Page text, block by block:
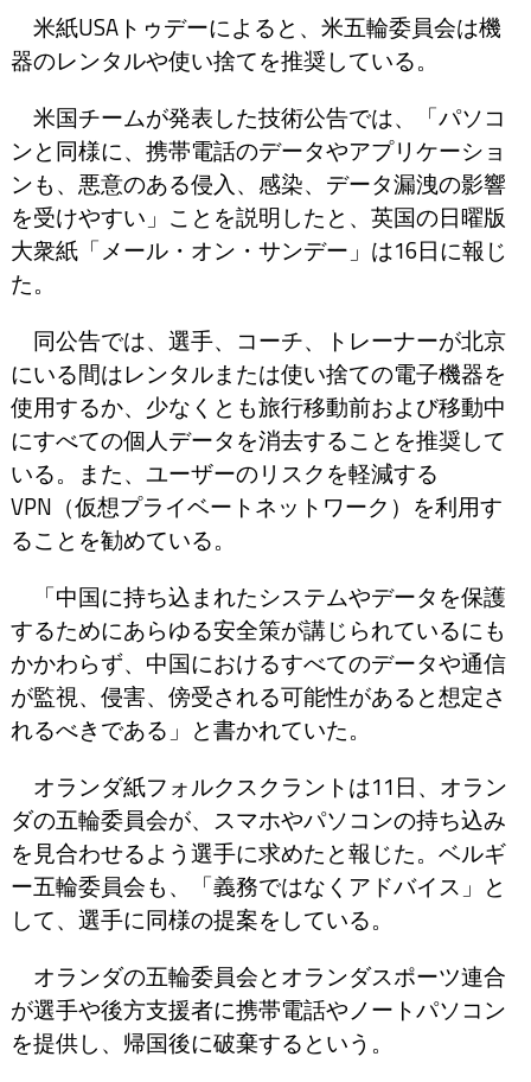
米紙USAトゥデーによると、米五輪委員会は機
器のレンタルや使い捨てを推奨している。
米国チームが発表した技術公告では、「パソコ
ンと同様に、携帯電話のデータやアプリケーショ
ンも、悪意のある侵入、感染、データ漏洩の影響
を受けやすい」ことを説明したと、英国の日曜版
大衆紙「メール・オン・サンデー」は16日に報じ
た。
同公告では、選手、コーチ、トレーナーが北京
にいる間はレンタルまたは使い捨ての電子機器を
使用するか、少なくとも旅行移動前および移動中
にすべての個人データを消去することを推奨して
いる。また、ユーザーのリスクを軽減する
VPN（仮想プライベートネットワーク）を利用す
ることを勧めている。
「中国に持ち込まれたシステムやデータを保護
するためにあらゆる安全策が講じられているにも
かかわらず、中国におけるすべてのデータや通信
が監視、侵害、傍受される可能性があると想定さ
れるべきである」と書かれていた。
オランダ紙フォルクスクラントは11日、オラン
ダの五輪委員会が、スマホやパソコンの持ち込み
を見合わせるよう選手に求めたと報じた。ベルギ
ー五輪委員会も、「義務ではなくアドバイス」と
して、選手に同様の提案をしている。
オランダの五輪委員会とオランダスポーツ連合
が選手や後方支援者に携帯電話やノートパソコン
を提供し、帰国後に破棄するという。